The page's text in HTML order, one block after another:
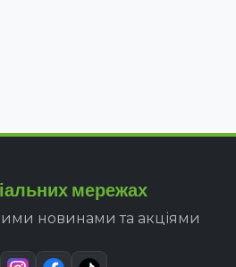
мережах
новинами та акціями